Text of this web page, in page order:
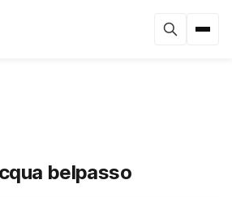
belpasso